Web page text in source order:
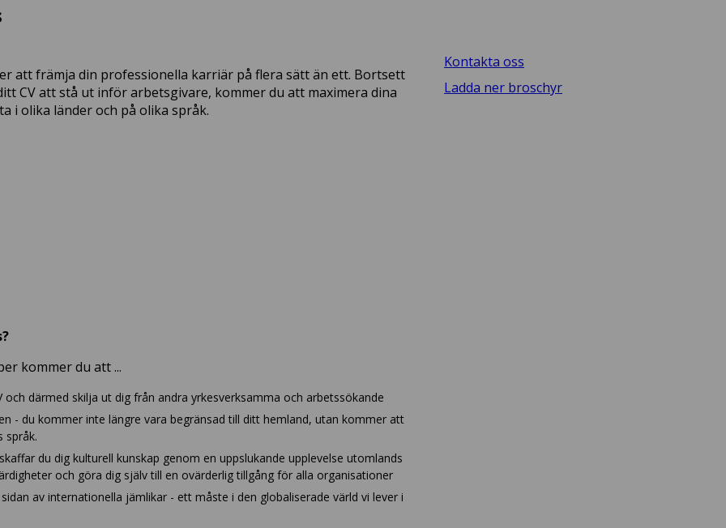
att främja din professionella karriär på flera sätt än ett. Bortsett
CV att stå ut inför arbetsgivare, kommer du att maximera dina
i olika länder och på olika språk.
kommer du att ...
därmed skilja ut dig från andra yrkesverksamma och arbetssökande
- du kommer inte längre vara begränsad till ditt hemland, utan kommer att
språk.
du dig kulturell kunskap genom en uppslukande upplevelse utomlands
och göra dig själv till en ovärderlig tillgång för alla organisationer
av internationella jämlikar - ett måste i den globaliserade värld vi lever i
Kontakta oss
Ladda ner broschyr